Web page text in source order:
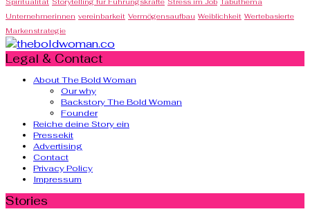
Unternehmerinnen vereinbarkeit Vermögensaufbau Weiblichkeit Wertebasierte
Markenstrategie
Legal & Contact
About The Bold Woman
Our why
Backstory The Bold Woman
Founder
Reiche deine Story ein
Pressekit
Advertising
Contact
Privacy Policy
Impressum
Stories